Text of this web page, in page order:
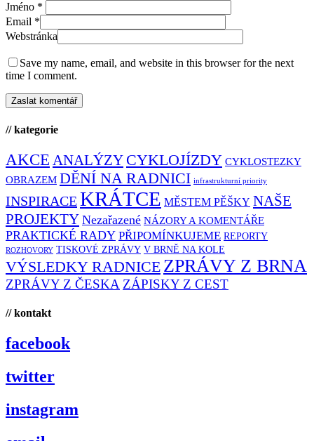
Jméno *
Email *
Webstránka
Save my name, email, and website in this browser for the next
time I comment.
// kategorie
AKCE ANALÝZY CYKLOJÍZDY CYKLOSTEZKY
OBRAZEM DĚNÍ NA RADNICI infrastrukturní priority
INSPIRACEKRÁTCE MĚSTEM PĚŠKY NAŠE
PROJEKTY Nezařazené NÁZORY A KOMENTÁŘE
PRAKTICKÉ RADY PŘIPOMÍNKUJEME REPORTY
ROZHOVORY TISKOVÉ ZPRÁVY V BRNĚ NA KOLE
VÝSLEDKY RADNICE ZPRÁVY Z BRNA
ZPRÁVY Z ČESKA ZÁPISKY Z CEST
// kontakt
facebook
twitter
instagram